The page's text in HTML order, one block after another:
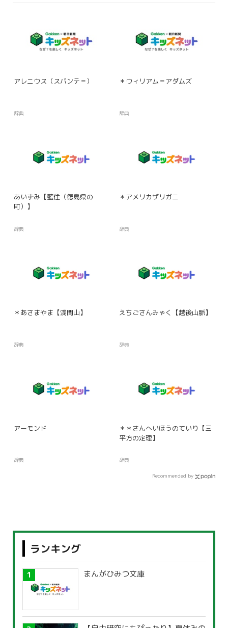
アレニウス（スバンテ＝）
辞典
＊ウィリアム＝アダムズ
辞典
あいずみ【藍住（徳島県の
町）】
辞典
＊アメリカザリガニ
辞典
＊あさまやま【浅間山】
辞典
えちごさんみゃく【越後山脈】
辞典
アーモンド
辞典
＊＊さんへいほうのていり【三
平方の定理】
辞典
Recommended by
ランキング
まんがひみつ文庫